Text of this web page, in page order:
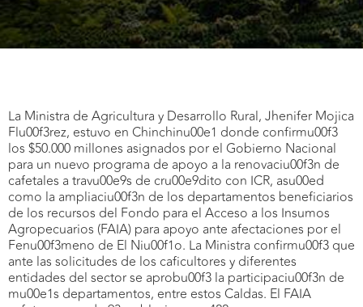
La Ministra de Agricultura y Desarrollo Rural, Jhenifer Mojica
Flu00f3rez, estuvo en Chinchinu00e1 donde confirmu00f3
los $50.000 millones asignados por el Gobierno Nacional
para un nuevo programa de apoyo a la renovaciu00f3n de
cafetales a travu00e9s de cru00e9dito con ICR, asu00ed
como la ampliaciu00f3n de los departamentos beneficiarios
de los recursos del Fondo para el Acceso a los Insumos
Agropecuarios (FAIA) para apoyo ante afectaciones por el
Fenu00f3meno de El Niu00f1o. La Ministra confirmu00f3 que
ante las solicitudes de los caficultores y diferentes
entidades del sector se aprobu00f3 la participaciu00f3n de
mu00e1s departamentos, entre estos Caldas. El FAIA